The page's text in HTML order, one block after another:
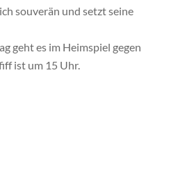
souverän und setzt seine
geht es im Heimspiel gegen
ist um 15 Uhr.